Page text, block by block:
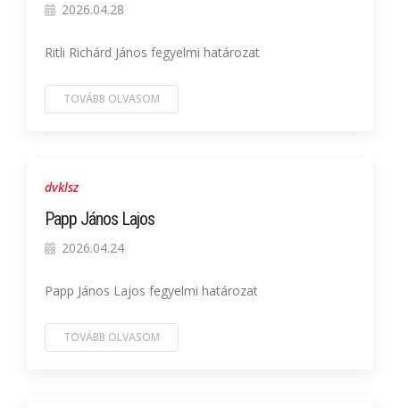
2026.04.28
Ritli Richárd János fegyelmi határozat
TOVÁBB OLVASOM
dvklsz
Papp János Lajos
2026.04.24
Papp János Lajos fegyelmi határozat
TOVÁBB OLVASOM